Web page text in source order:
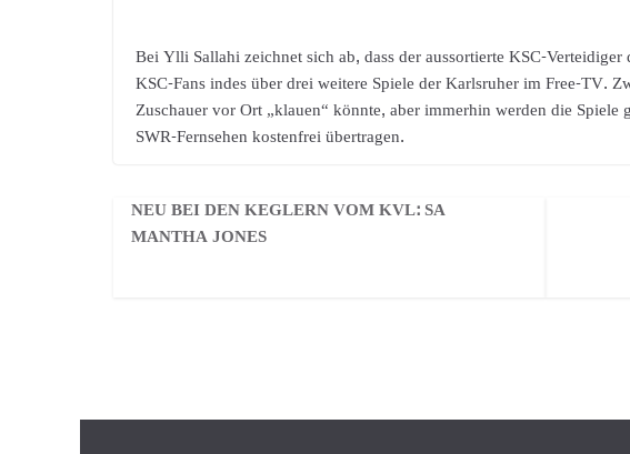
Bei Ylli Sallahi zeichnet sich ab, dass der aussortierte KSC-
KSC-Fans indes über drei weitere Spiele der Karlsruher im Free-TV.
Zuschauer vor Ort „klauen“ könnte, aber immerhin werden die
SWR-Fernsehen kostenfrei übertragen.
NEU BEI DEN KEGLERN VOM KVL: SA
MANTHA JONES